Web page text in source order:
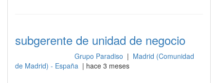
subgerente de unidad de negocio
Grupo Paradiso | Madrid (Comunidad
de Madrid) - España | hace 3 meses